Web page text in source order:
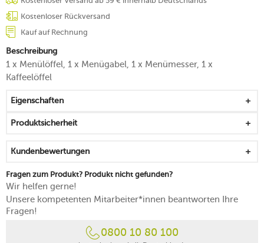
Kostenloser Rückversand
Kauf auf Rechnung
Beschreibung
1 x Menülöffel, 1 x Menügabel, 1 x Menümesser, 1 x
Kaffeelöffel
Eigenschaften
Produktsicherheit
Kundenbewertungen
Fragen zum Produkt? Produkt nicht gefunden?
Wir helfen gerne!
Unsere kompetenten Mitarbeiter*innen beantworten Ihre
Fragen!
0800 10 80 100